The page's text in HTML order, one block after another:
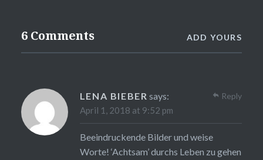
6 Comments ADD YOURS
LENA BIEBER says:
April 1, 2018 at 9:52 pm
Beeindruckende Bilder und weise
Worte! ‘Achtsam’ durchs Leben zu gehen
Reply